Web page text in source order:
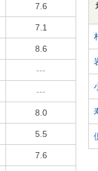
7.6
7.1
8.6
---
---
8.0
5.5
7.6